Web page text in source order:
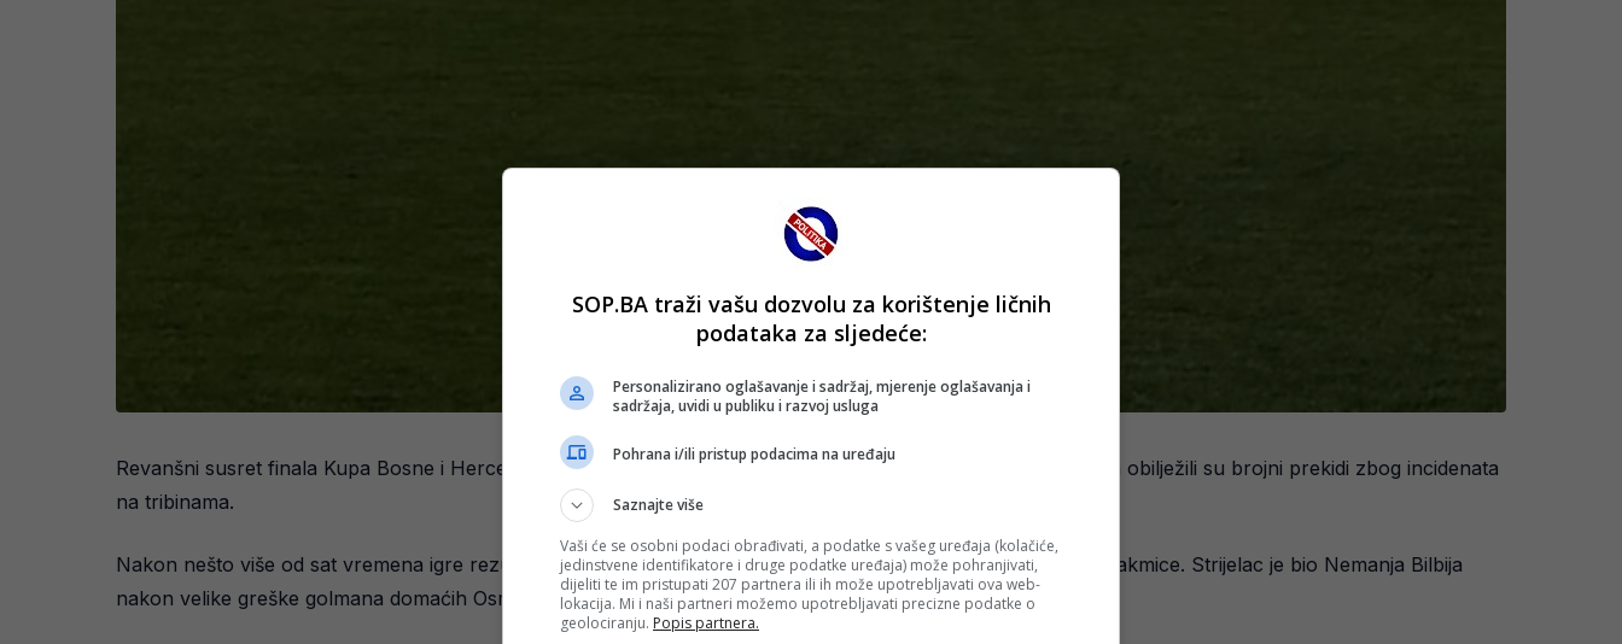
Revanšni susret finala Kupa Bosne i Hercegovine između FK Velež Mostar i HŠK Zrinjski Mostar u Vrapčićima obilježili su brojni prekidi zbog incidenata
na tribinama.
Nakon nešto više od sat vremena igre rezultat je 1:0 za Zrinjski, koji je do prednosti stigao već na otvaranju utakmice. Strijelac je bio Nemanja Bilbija
nakon velike greške golmana domaćih Osmana Karića.
SOP.BA traži vašu dozvolu za korištenje ličnih
podataka za sljedeće:
Personalizirano oglašavanje i sadržaj, mjerenje oglašavanja i
sadržaja, uvidi u publiku i razvoj usluga
Pohrana i/ili pristup podacima na uređaju
Saznajte više
Vaši će se osobni podaci obrađivati, a podatke s vašeg uređaja (kolačiće,
jedinstvene identifikatore i druge podatke uređaja) može pohranjivati,
dijeliti te im pristupati 207 partnera ili ih može upotrebljavati ova web-
lokacija. Mi i naši partneri možemo upotrebljavati precizne podatke o
geolociranju. Popis partnera.